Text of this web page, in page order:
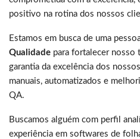
positivo na rotina dos nossos
Estamos em busca de uma
Qualidade para fortalecer nosso
garantia da excelência dos
manuais, automatizados e
QA.
Buscamos alguém com perfil
experiência em softwares de